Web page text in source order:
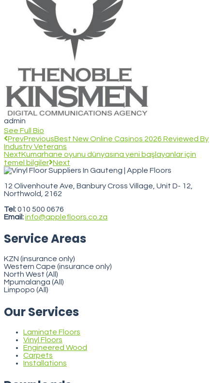
admin
See Full Bio
PrevPreviousBest New Online Casinos 2026 Reviewed By
Industry Veterans
NextKumarhane oyunu dünyasına yeni başlayanlar için
temel bilgiler Next
12 Olivenhoute Ave, Banbury Cross Village, Unit D- 12,
Northwold, 2162
Tel:010 500 0676
Email:info@applefloors.co.za
Service Areas
KZN (insurance only)
Western Cape (insurance only)
North West (All)
Mpumalanga (All)
Limpopo (All)
Our Services
Laminate Floors
Vinyl Floors
Engineered Wood
Carpets
Installations